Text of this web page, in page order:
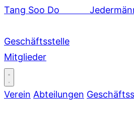
Tang Soo Do
Geschäftsstelle
Mitglieder
Verein Abteilungen